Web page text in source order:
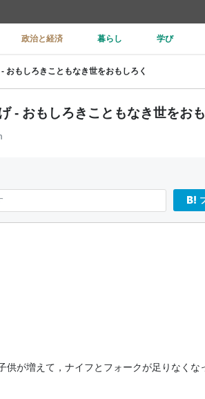
政治と経済 暮らし 学び
おもしろきこともなき世をおもしろく
- おもしろきこともなき世をお
が増えて，ナイフとフォークが足りなくな